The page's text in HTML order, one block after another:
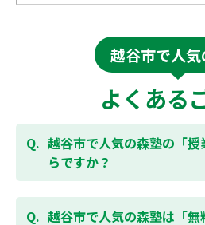
越谷市で人
よくある
越谷市で人気の森塾の「授
らですか？
お子様の学年やご状況、校舎
塾の授業料はこちらのページ
越谷市で人気の森塾は「無